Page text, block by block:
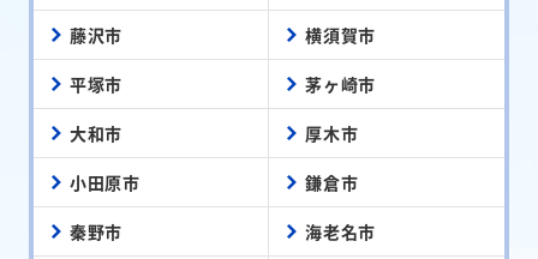
藤沢市 横須賀市
平塚市 茅ヶ崎市
大和市 厚木市
小田原市 鎌倉市
秦野市 海老名市